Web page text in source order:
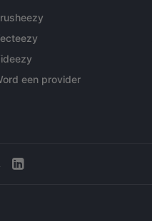
een provider